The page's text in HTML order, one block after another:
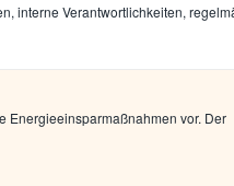
interne Verantwortlichkeiten,
Energieeinsparmaßnahmen vor. Der